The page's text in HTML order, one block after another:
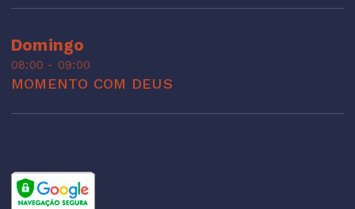
Domingo
08:00 - 09:00
MOMENTO COM DEUS